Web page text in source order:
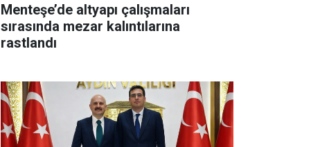
Menteşe’de altyapı çalışmaları
sırasında mezar kalıntılarına
rastlandı